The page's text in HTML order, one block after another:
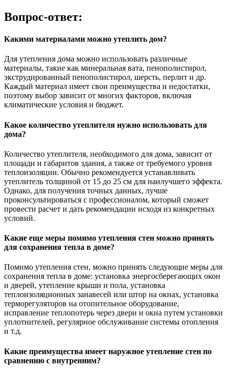
Вопрос-ответ:
Какими материалами можно утеплить дом?
Для утепления дома можно использовать различные
материалы, такие как минеральная вата, пенополистирол,
экструдированный пенополистирол, шерсть, перлит и др.
Каждый материал имеет свои преимущества и недостатки,
поэтому выбор зависит от многих факторов, включая
климатические условия и бюджет.
Какое количество утеплителя нужно использовать для
дома?
Количество утеплителя, необходимого для дома, зависит от
площади и габаритов здания, а также от требуемого уровня
теплоизоляции. Обычно рекомендуется устанавливать
утеплитель толщиной от 15 до 25 см для наилучшего эффекта.
Однако, для получения точных данных, лучше
проконсультироваться с профессионалом, который сможет
провести расчет и дать рекомендации исходя из конкретных
условий.
Какие еще меры помимо утепления стен можно принять
для сохранения тепла в доме?
Помимо утепления стен, можно принять следующие меры для
сохранения тепла в доме: установка энергосберегающих окон
и дверей, утепление крыши и пола, установка
теплоизоляционных занавесей или штор на окнах, установка
терморегуляторов на отопительное оборудование,
исправление теплопотерь через двери и окна путем установки
уплотнителей, регулярное обслуживание системы отопления
и т.д.
Какие преимущества имеет наружное утепление стен по
сравнению с внутренним?